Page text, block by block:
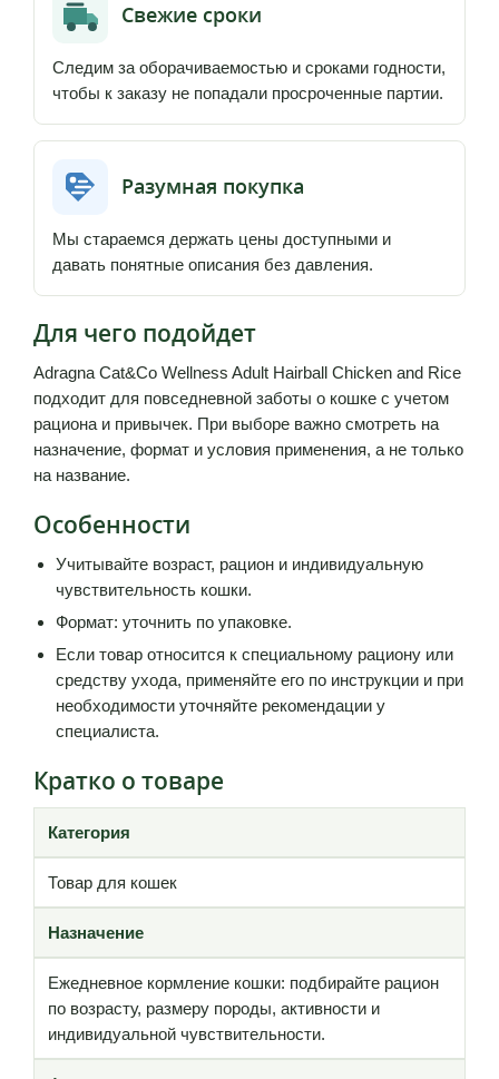
Свежие сроки
Следим за оборачиваемостью и сроками годности,
чтобы к заказу не попадали просроченные партии.
Разумная покупка
Мы стараемся держать цены доступными и
давать понятные описания без давления.
Для чего подойдет
Adragna Cat&Co Wellness Adult Hairball Сhicken and Rice
подходит для повседневной заботы о кошке с учетом
рациона и привычек. При выборе важно смотреть на
назначение, формат и условия применения, а не только
на название.
Особенности
Учитывайте возраст, рацион и индивидуальную
чувствительность кошки.
Формат: уточнить по упаковке.
Если товар относится к специальному рациону или
средству ухода, применяйте его по инструкции и при
необходимости уточняйте рекомендации у
специалиста.
Кратко о товаре
Категория
Товар для кошек
Назначение
Ежедневное кормление кошки: подбирайте рацион
по возрасту, размеру породы, активности и
индивидуальной чувствительности.